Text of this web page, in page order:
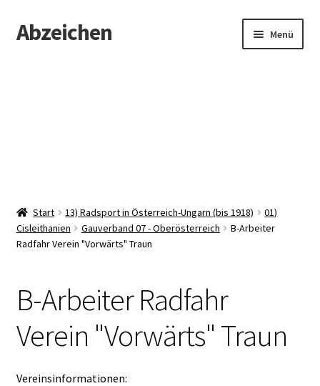
Zur
Navigation
Zum
Inhalt
Abzeichen Menü
Start 13) Radsport in Österreich-Ungarn (bis 1918)
01)
Cisleithanien
Gauverband 07 - Oberösterreich
B-Arbeiter
Radfahr Verein "Vorwärts" Traun
B-Arbeiter Radfahr
Verein "Vorwärts" Traun
Vereinsinformationen: